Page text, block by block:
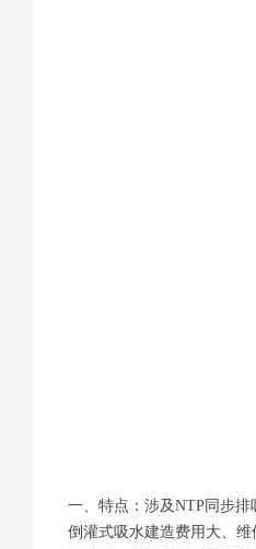
一、特点：涉及NTP同步
倒灌式吸水建造费用大、